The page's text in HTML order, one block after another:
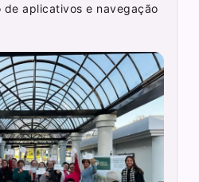
aplicativos e navegação